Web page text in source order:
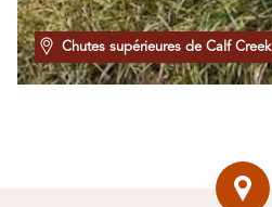
Chutes supérieures de Calf Creek